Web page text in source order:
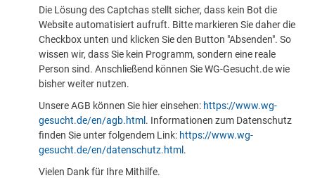
Die Lösung des Captchas stellt sicher, dass kein Bot die
Website automatisiert aufruft. Bitte markieren Sie daher die
Checkbox unten und klicken Sie den Button "Absenden". So
wissen wir, dass Sie kein Programm, sondern eine reale
Person sind. Anschließend können Sie WG-Gesucht.de wie
bisher weiter nutzen.
Unsere AGB können Sie hier einsehen: https://www.wg-
gesucht.de/en/agb.html . Informationen zum Datenschutz
finden Sie unter folgendem Link: https://www.wg-
gesucht.de/en/datenschutz.html .
Vielen Dank für Ihre Mithilfe.